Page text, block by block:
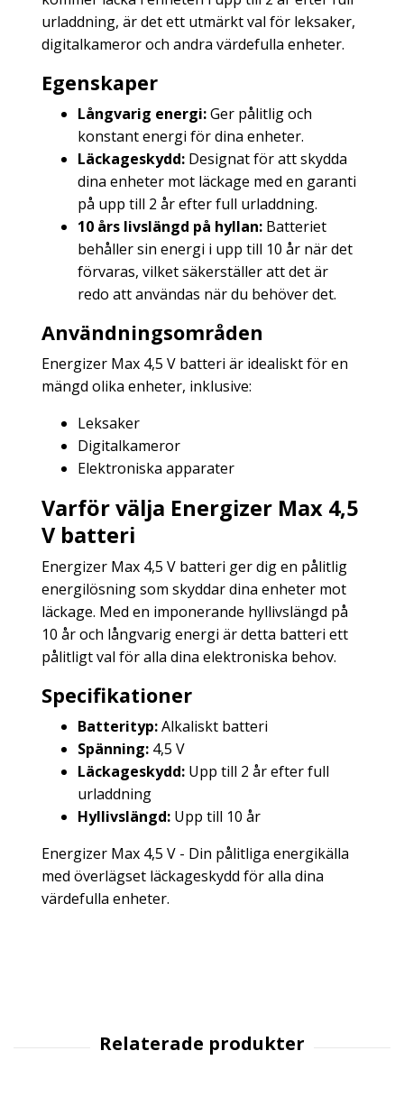
urladdning, är det ett utmärkt val för leksaker,
digitalkameror och andra värdefulla enheter.
Egenskaper
Långvarig energi:Ger pålitlig och
konstant energi för dina enheter.
Läckageskydd: Designat för att skydda
dina enheter mot läckage med en garanti
på upp till 2 år efter full urladdning.
10 års livslängd på hyllan: Batteriet
behåller sin energi i upp till 10 år när det
förvaras, vilket säkerställer att det är
redo att användas när du behöver det.
Användningsområden
Energizer Max 4,5 V batteri är idealiskt för en
mängd olika enheter, inklusive:
Leksaker
Digitalkameror
Elektroniska apparater
Varför välja Energizer Max 4,5
V batteri
Energizer Max 4,5 V batteri ger dig en pålitlig
energilösning som skyddar dina enheter mot
läckage. Med en imponerande hyllivslängd på
10 år och långvarig energi är detta batteri ett
pålitligt val för alla dina elektroniska behov.
Specifikationer
Batterityp:Alkaliskt batteri
Spänning: 4,5 V
Läckageskydd: Upp till 2 år efter full
urladdning
Hyllivslängd: Upp till 10 år
Energizer Max 4,5 V - Din pålitliga energikälla
med överlägset läckageskydd för alla dina
värdefulla enheter.